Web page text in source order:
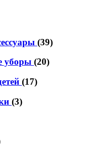
(39)
уборы (20)
(17)
(3)